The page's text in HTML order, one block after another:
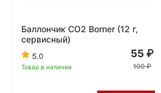
Баллончик CO2 Borner (12 г,
сервисный)
5.0
Товар в наличии
55
100